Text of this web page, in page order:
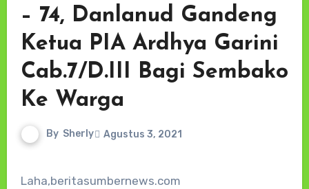
– 74, Danlanud Gandeng
Ketua PIA Ardhya Garini
Cab.7/D.III Bagi Sembako
Ke Warga
By Sherly Agustus 3, 2021
Laha,beritasumbernews.com